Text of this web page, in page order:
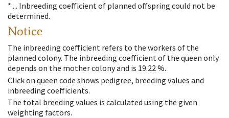
* ... Inbreeding coefficient of planned offspring could not be
determined.
Notice
The inbreeding coefficient refers to the workers of the
planned colony. The inbreeding coefficient of the queen only
depends on the mother colony and is 19.22 %.
Click on queen code shows pedigree, breeding values and
inbreeding coefficients.
The total breeding values is calculated using the given
weighting factors.